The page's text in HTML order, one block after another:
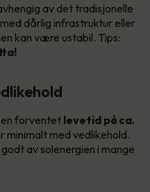
av det tradisjonelle
dårlig infrastruktur eller
kan være ustabil. Tips:
en forventet levetid på ca.
minimalt med vedlikehold.
av solenergien i mange